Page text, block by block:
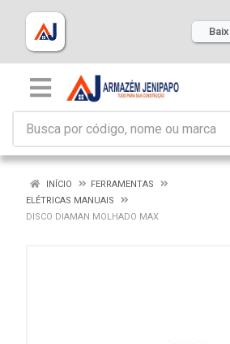
INÍCIO
FERRAMENTAS
ELÉTRICAS MANUAIS
DISCO DIAMAN MOLHADO MAX